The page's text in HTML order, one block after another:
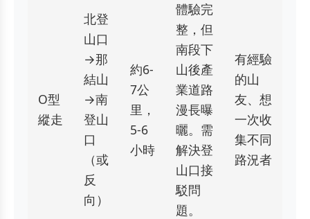
O型
縱走
北登
山口
→那
結山
→南
登山
口
（或
反
向）
約6-
7公
里，
5-6
小時
體驗完
整，但
南段下
山後產
業道路
漫長曝
曬。需
解決登
山口接
駁問
題。
有經驗
的山
友、想
一次收
集不同
路況者